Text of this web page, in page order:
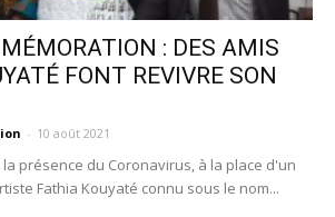
: DES AMIS
FONT REVIVRE SON
- 10 août 2021
la présence du Coronavirus, à la place d'un
Fathia Kouyaté connu sous le nom...